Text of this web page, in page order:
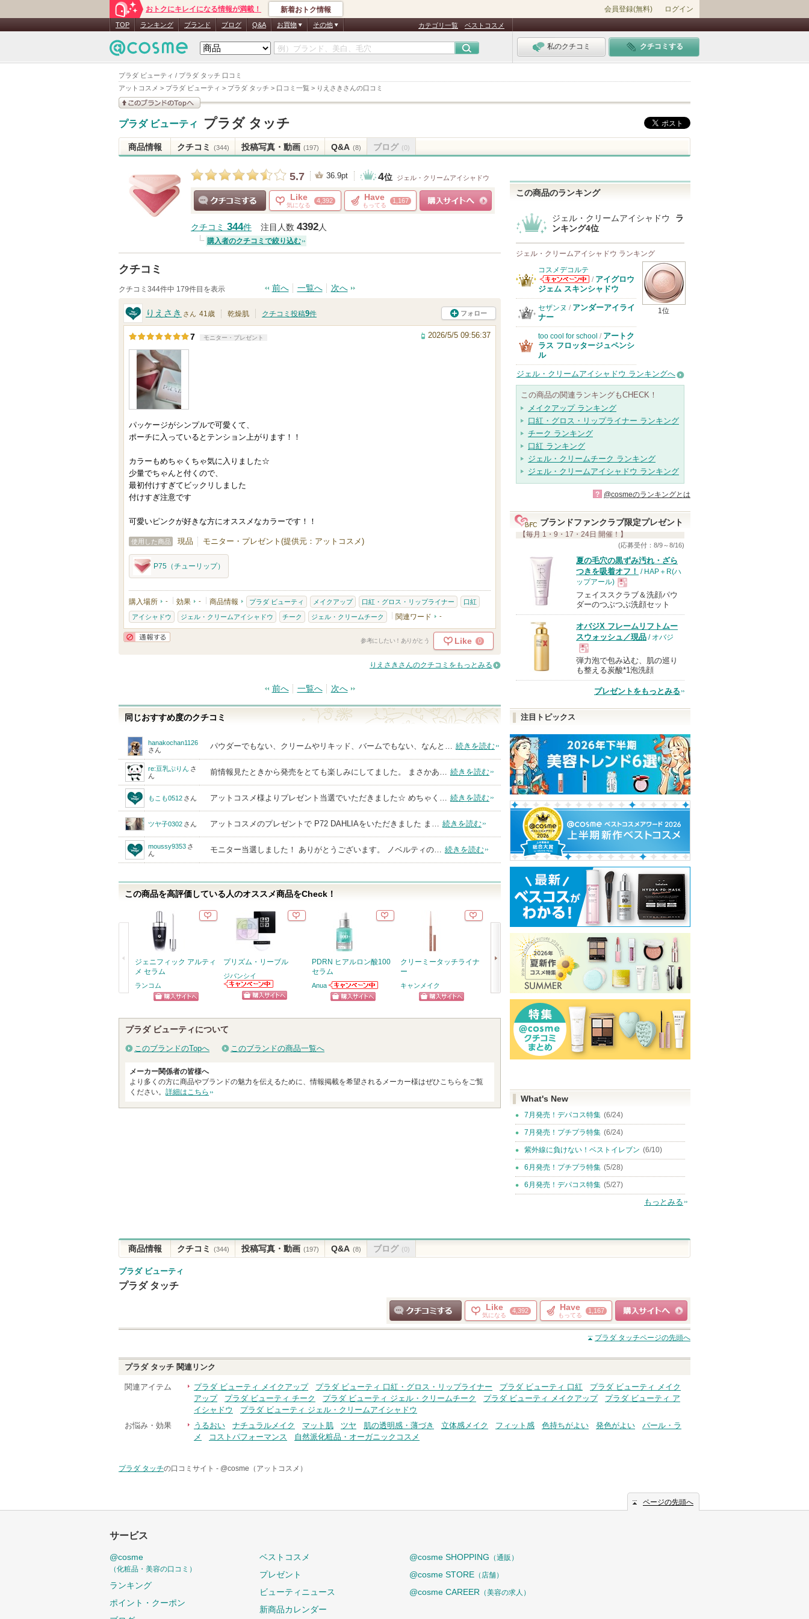
プラダ ビューティ / プラダ タッチ 口コミ
アットコスメ > プラダ ビューティ > プラダ タッチ > 口コミ一覧 > りえさきさんの口コミ
おトクにキレイになる情報が満載！ 新着おトク情報 会員登録(無料) ログイン
TOP ランキング ブランド ブログ Q&A お買物 その他 カテゴリ一覧 ベストコスメ
私のクチコミ クチコミする
プラダ ビューティ プラダ タッチ
商品情報 クチコミ (344) 投稿写真・動画 (197) Q&A (8) ブログ (0)
5.7 36.9pt 4位 ジェル・クリームアイシャドウ
Like
気になる
4,392 Have
もってる
1,167
クチコミ 344件 注目人数 4392人
購入者のクチコミで絞り込む
クチコミ
クチコミ344件中 179件目を表示 前へ 一覧へ 次へ
りえさき さん 41歳 乾燥肌 クチコミ投稿9件 フォロー
7 モニター・プレゼント 2026/5/5 09:56:37
パッケージがシンプルで可愛くて、
ポーチに入っているとテンション上がります！！
カラーもめちゃくちゃ気に入りました☆
少量でちゃんと付くので、
最初付けすぎてビックリしました
付けすぎ注意です
可愛いピンクが好きな方にオススメなカラーです！！
使用した商品 現品 モニター・プレゼント(提供元：アットコスメ)
P75（チューリップ）
購入場所 - 効果 - 商品情報 プラダ ビューティ メイクアップ 口紅・グロス・リップライナー 口紅
アイシャドウ ジェル・クリームアイシャドウ チーク ジェル・クリームチーク 関連ワード -
参考にしたい！ありがとう Like 0
りえさきさんのクチコミをもっとみる
前へ 一覧へ 次へ
同じおすすめ度のクチコミ
hanakochan1126
さん
パウダーでもない、クリームやリキッド、バームでもない、なんと… 続きを読む
re:豆乳ぷりん さ
ん
前情報見たときから発売をとても楽しみにしてました。 まさかあ… 続きを読む
もこも0512 さん アットコスメ様よりプレゼント当選でいただきました☆ めちゃく… 続きを読む
ツヤ子0302 さん アットコスメのプレゼントで P72 DAHLIAをいただきました ま… 続きを読む
moussy9353 さ
ん
モニター当選しました！ ありがとうございます。 ノベルティの… 続きを読む
この商品を高評価している人のオススメ商品をCheck！
る
へ
ジェニフィック アルティ
メ セラム
ランコム
グサイトへ
プリズム・リーブル
ジバンシイ
ジバンシイから
のお知らせがあ
PDRN ヒアルロン酸100
セラム
Anua
Anuaからのお知
らせがあります
クリーミータッチライナ
ー
キャンメイク
PDRN100ヒアルロン酸
セラムマスク
Anuaからのお知
らせがあります
ショッピン
グサイトへ
スキンパワーアドバンス
ト クリーム
SK-II
SK-IIからのお知
らせがあります
グサイトへ
スキンシャドウ デザイニ
ング パレット
コスメデコルテ
コスメデコルテ
からのお知らせ
があります
プラダ ビューティについて
このブランドのTopへ このブランドの商品一覧へ
メーカー関係者の皆様へ
より多くの方に商品やブランドの魅力を伝えるために、情報掲載を希望されるメーカー様はぜひこちらをご覧
ください。 詳細はこちら
この商品のランキング
ジェル・クリームアイシャドウ
ラ
ンキング4位
ジェル・クリームアイシャドウ ランキング
1位
コスメデコルテ
コスメデコルテ
からのお知らせ
があります
/ アイグロウ
ジェム スキンシャドウ
セザンヌ / アンダーアイライ
ナー
too cool for school / アートク
ラス フロッタージュペンシ
ル
ジェル・クリームアイシャドウ ランキングへ
この商品の関連ランキングもCHECK！
メイクアップ ランキング
口紅・グロス・リップライナー ランキング
チーク ランキング
口紅 ランキング
ジェル・クリームチーク ランキング
ジェル・クリームアイシャドウ ランキング
? @cosmeのランキングとは
ブランドファンクラブ限定プレゼント
【毎月 1・9・17・24日 開催！】
(応募受付：8/9～8/16)
夏の毛穴の黒ずみ汚れ・ざら
つきを吸着オフ！ / HAP＋R(ハ
ップアール)
現
品
フェイススクラブ＆洗顔パウ
ダーのつぶつぶ洗顔セット
オバジX フレームリフトムー
スウォッシュ／現品 / オバジ
現
弾力泡で包み込む、肌の巡り
も整える炭酸*1泡洗顔
プレゼントをもっとみる
注目トピックス
What's New
7月発売！デパコス特集 (6/24)
7月発売！プチプラ特集 (6/24)
紫外線に負けない！ベストイレブン (6/10)
6月発売！プチプラ特集 (5/28)
6月発売！デパコス特集 (5/27)
もっとみる
商品情報 クチコミ (344) 投稿写真・動画 (197) Q&A (8) ブログ (0)
プラダ ビューティ
プラダ タッチ
クチコミする
Like
気になる
4,392 Have
もってる
1,167
ショッピングサイト
へ
プラダ タッチページの先頭へ
プラダ タッチ 関連リンク
関連アイテム プラダ ビューティ メイクアップ プラダ ビューティ 口紅・グロス・リップライナー プラダ ビューティ 口紅
プラダ ビューティ メイク
アップ
プラダ ビューティ チーク プラダ ビューティ ジェル・クリームチーク プラダ ビューティ メイクアップ
プラダ ビューティ ア
イシャドウ
プラダ ビューティ ジェル・クリームアイシャドウ
お悩み・効果
うるおい ナチュラルメイク マット肌 ツヤ 肌の透明感・薄づき 立体感メイク フィット感 色持ちがよい 発色がよい
パール・ラ
メ
コストパフォーマンス 自然派化粧品・オーガニックコスメ
プラダ タッチの口コミサイト - @cosme（アットコスメ）
ページの先頭へ
サービス
@cosme
（化粧品・美容の口コミ）
ランキング
ポイント・クーポン
ベストコスメ
プレゼント
ビューティニュース
新商品カレンダー
@cosme SHOPPING （通販）
@cosme STORE （店舗）
@cosme CAREER （美容の求人）